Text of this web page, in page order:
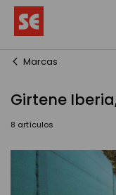
contenido
Marcas
Girtene Iberia,
8 artículos